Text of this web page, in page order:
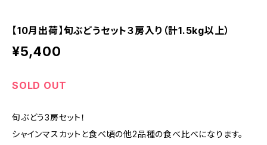
【10月出荷】旬ぶどうセット３房入り（計1.5kg以上）
¥5,400
SOLD OUT
旬ぶどう3房セット！
シャインマスカットと食べ頃の他2品種の食べ比べになります。